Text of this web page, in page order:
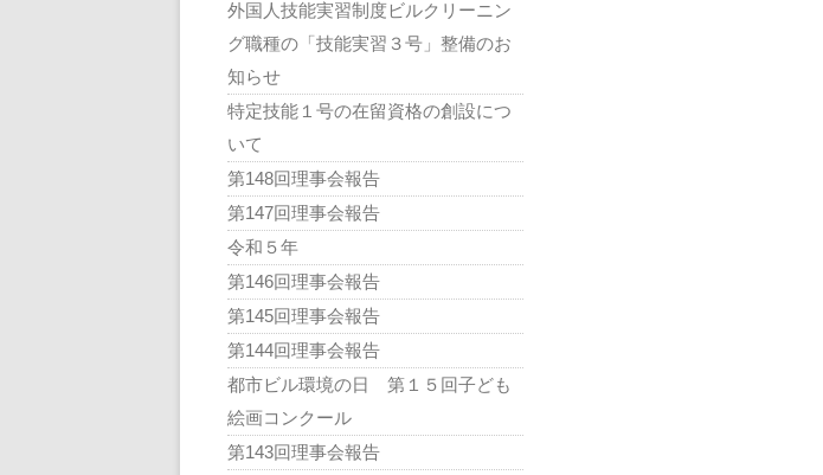
外国人技能実習制度ビルクリーニン
グ職種の「技能実習３号」整備のお
知らせ
特定技能１号の在留資格の創設につ
いて
第148回理事会報告
第147回理事会報告
令和５年
第146回理事会報告
第145回理事会報告
第144回理事会報告
都市ビル環境の日 第１５回子ども
絵画コンクール
第143回理事会報告